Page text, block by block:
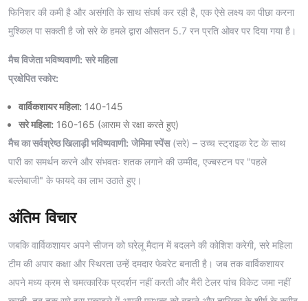
फिनिशर की कमी है और असंगति के साथ संघर्ष कर रही है, एक ऐसे लक्ष्य का पीछा करना
मुश्किल पा सकती है जो सरे के हमले द्वारा औसतन 5.7 रन प्रति ओवर पर दिया गया है।
मैच विजेता भविष्यवाणी: सरे महिला
प्रक्षेपित स्कोर:
वार्विकशायर महिला: 140-145
सरे महिला: 160-165 (आराम से रक्षा करते हुए)
मैच का सर्वश्रेष्ठ खिलाड़ी भविष्यवाणी: जेमिमा स्पेंस(सरे) – उच्च स्ट्राइक रेट के साथ
पारी का समर्थन करने और संभवतः शतक लगाने की उम्मीद, एज्बस्टन पर "पहले
बल्लेबाजी" के फायदे का लाभ उठाते हुए।
अंतिम विचार
जबकि वार्विकशायर अपने सीजन को घरेलू मैदान में बदलने की कोशिश करेगी, सरे महिला
टीम की अपार कक्षा और स्थिरता उन्हें दमदार फेवरेट बनाती है। जब तक वार्विकशायर
अपने मध्य क्रम से चमत्कारिक प्रदर्शन नहीं करती और मैरी टेलर पांच विकेट जमा नहीं